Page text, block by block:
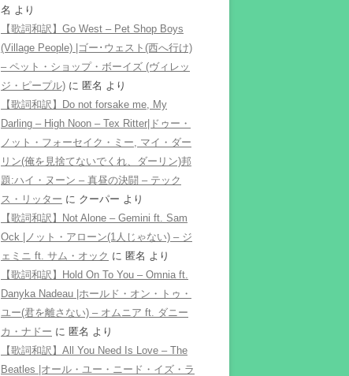
名 より
【歌詞和訳】Go West – Pet Shop Boys
(Village People) |ゴー･ウェスト(西へ行け)
– ペット・ショップ・ボーイズ (ヴィレッ
ジ・ピープル) に 匿名 より
【歌詞和訳】Do not forsake me, My
Darling – High Noon – Tex Ritter|ドゥー・
ノット・フォーセイク・ミー, マイ・ダー
リン(俺を見捨てないでくれ、ダーリン)邦
題:ハイ・ヌーン – 真昼の決闘 – テック
ス・リッター に クーパー より
【歌詞和訳】Not Alone – Gemini ft. Sam
Ock |ノット・アローン(1人じゃない) – ジ
ェミニ ft. サム・オック に 匿名 より
【歌詞和訳】Hold On To You – Omnia ft.
Danyka Nadeau |ホールド・オン・トゥ・
ユー(君を離さない) – オムニア ft. ダニー
カ・ナドー に 匿名 より
【歌詞和訳】All You Need Is Love – The
Beatles |オール・ユー・ニード・イズ・ラ